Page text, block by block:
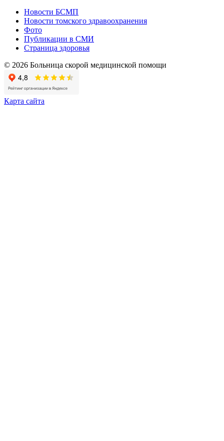
Новости БСМП
Новости томского здравоохранения
Фото
Публикации в СМИ
Страница здоровья
© 2026 Больница скорой медицинской помощи
Карта сайта